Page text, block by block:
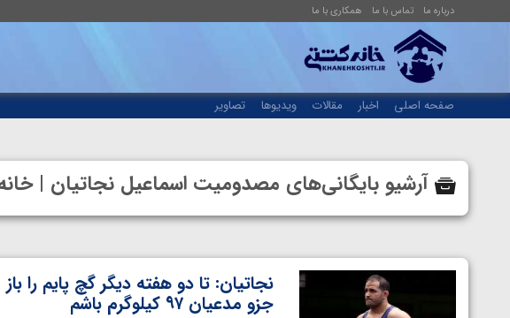
درباره ما تماس با ما همکاری با ما
صفحه اصلی اخبار مقالات ویدیوها تصاویر
آرشیو بایگانی‌های مصدومیت اسماعیل نجاتیان |
نجاتیان: تا دو هفته دیگر گچ پایم را
جزو مدعیان ۹۷ کیلوگرم باشم